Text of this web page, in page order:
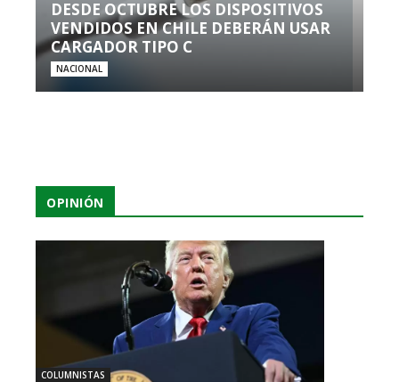
DESDE OCTUBRE LOS DISPOSITIVOS
VENDIDOS EN CHILE DEBERÁN USAR
CARGADOR TIPO C
NACIONAL
OPINIÓN
COLUMNISTAS